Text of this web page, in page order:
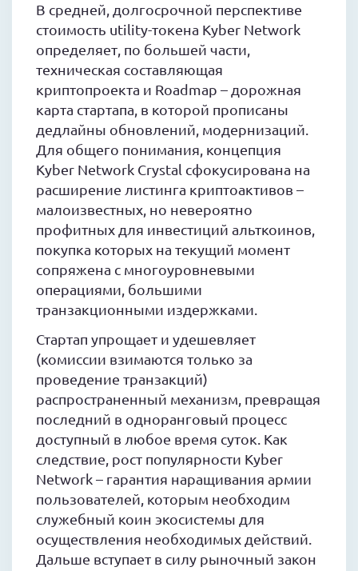
В средней, долгосрочной перспективе
стоимость utility-токена Kyber Network
определяет, по большей части,
техническая составляющая
криптопроекта и Roadmap – дорожная
карта стартапа, в которой прописаны
дедлайны обновлений, модернизаций.
Для общего понимания, концепция
Kyber Network Crystal сфокусирована на
расширение листинга криптоактивов –
малоизвестных, но невероятно
профитных для инвестиций альткоинов,
покупка которых на текущий момент
сопряжена с многоуровневыми
операциями, большими
транзакционными издержками.
Стартап упрощает и удешевляет
(комиссии взимаются только за
проведение транзакций)
распространенный механизм, превращая
последний в одноранговый процесс
доступный в любое время суток. Как
следствие, рост популярности Kyber
Network – гарантия наращивания армии
пользователей, которым необходим
служебный коин экосистемы для
осуществления необходимых действий.
Дальше вступает в силу рыночный закон